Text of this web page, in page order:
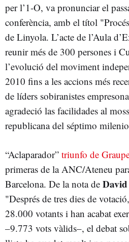
per l’1-O, va pronunciar el
conferència, amb el títol
de Linyola. L’acte de l’Aula
reunir més de 300 persones i
l’evolució del moviment
2010 fins a les accions més
de líders sobiranistes
agradeció las facilidades al
republicana del séptimo
“Aclaparador” triunfo de
primeras de la ANC/Ateneu
Barcelona. De la nota de
"Després de tres dies de
28.000 votants i han acabat
–9.773 vots vàlids–, el debat